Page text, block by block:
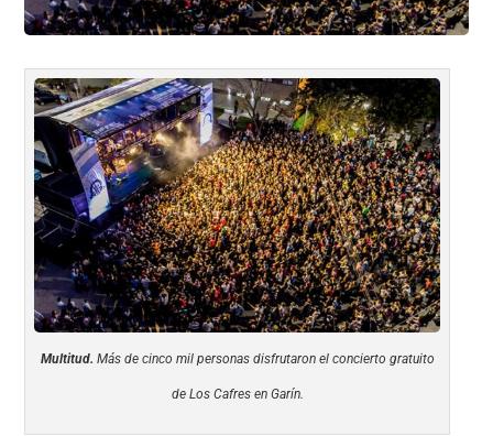
Multitud. Más de cinco mil personas disfrutaron el concierto gratuito
de Los Cafres en Garín.